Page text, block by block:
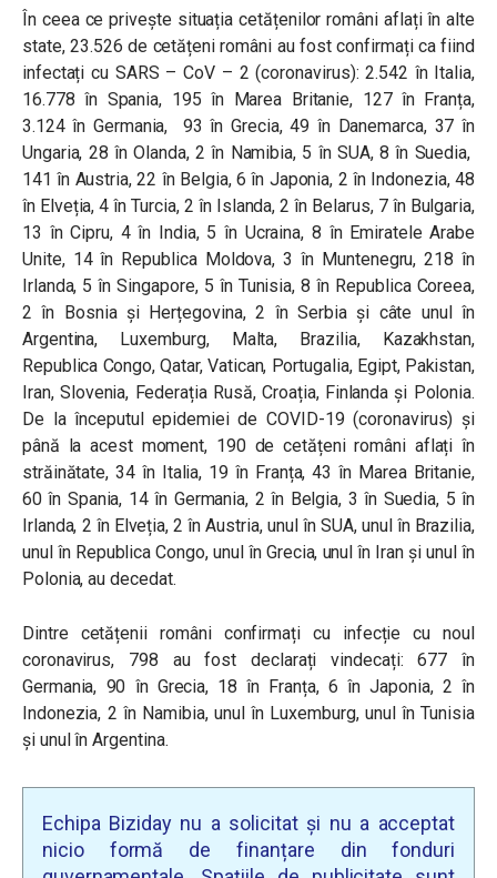
În ceea ce privește situația cetățenilor români aflați în alte
state, 23.526 de cetățeni români au fost confirmați ca fiind
infectați cu SARS – CoV – 2 (coronavirus): 2.542 în Italia,
16.778 în Spania, 195 în Marea Britanie, 127 în Franța,
3.124 în Germania, 93 în Grecia, 49 în Danemarca, 37 în
Ungaria, 28 în Olanda, 2 în Namibia, 5 în SUA, 8 în Suedia,
141 în Austria, 22 în Belgia, 6 în Japonia, 2 în Indonezia, 48
în Elveția, 4 în Turcia, 2 în Islanda, 2 în Belarus, 7 în Bulgaria,
13 în Cipru, 4 în India, 5 în Ucraina, 8 în Emiratele Arabe
Unite, 14 în Republica Moldova, 3 în Muntenegru, 218 în
Irlanda, 5 în Singapore, 5 în Tunisia, 8 în Republica Coreea,
2 în Bosnia și Herțegovina, 2 în Serbia și câte unul în
Argentina, Luxemburg, Malta, Brazilia, Kazakhstan,
Republica Congo, Qatar, Vatican, Portugalia, Egipt, Pakistan,
Iran, Slovenia, Federația Rusă, Croația, Finlanda și Polonia.
De la începutul epidemiei de COVID-19 (coronavirus) și
până la acest moment, 190 de cetățeni români aflați în
străinătate, 34 în Italia, 19 în Franța, 43 în Marea Britanie,
60 în Spania, 14 în Germania, 2 în Belgia, 3 în Suedia, 5 în
Irlanda, 2 în Elveția, 2 în Austria, unul în SUA, unul în Brazilia,
unul în Republica Congo, unul în Grecia, unul în Iran și unul în
Polonia, au decedat.
Dintre cetățenii români confirmați cu infecție cu noul
coronavirus, 798 au fost declarați vindecați: 677 în
Germania, 90 în Grecia, 18 în Franța, 6 în Japonia, 2 în
Indonezia, 2 în Namibia, unul în Luxemburg, unul în Tunisia
și unul în Argentina.
Echipa Biziday nu a solicitat și nu a acceptat
nicio formă de finanțare din fonduri